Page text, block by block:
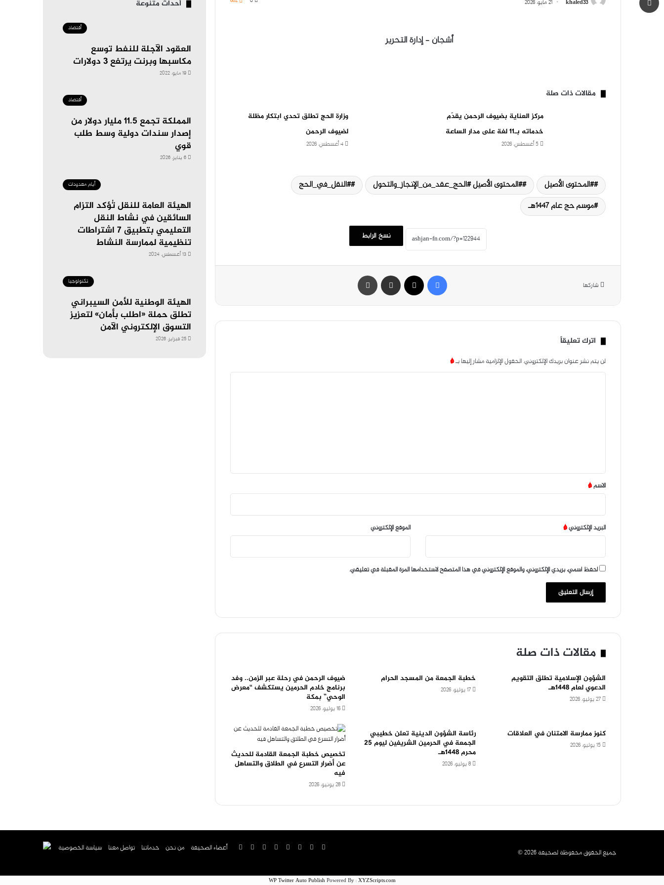
khaled33 21 مايو، 2026
أشجان – إدارة التحرير
مقالات ذات صلة
مركز العناية بضيوف الرحمن يقدّم
خدماته بـ11 لغة على مدار الساعة
5 أغسطس، 2026
وزارة الحج تطلق تحدي ابتكار مظلة
لضيوف الرحمن
4 أغسطس، 2026
#المحتوى الأصيل #المحتوى الأصيل #الحج_عقد_من_الإنجاز_والتحول
#النقل_في_الحج
موسم حج عام 1447هـ
نسخ الرابط
شاركها
اترك تعليقاً
لن يتم نشر عنوان بريدك الإلكتروني.الحقول الإلزامية مشار إليها بـ*
*
الاسم*
البريد الإلكتروني* الموقع الإلكتروني
احفظ اسمي، بريدي الإلكتروني، والموقع الإلكتروني في هذا المتصفح لاستخدامها المرة المقبلة في تعليقي.
مقالات ذات صلة
الشؤون الإسلامية تطلق التقويم
الدعوي لعام 1448هـ
27 يوليو، 2026
خطبة الجمعة من المسجد الحرام
17 يوليو، 2026
ضيوف الرحمن في رحلة عبر الزمن.. وفد
برنامج خادم الحرمين يستكشف “معرض
الوحي” بمكة
16 يوليو، 2026
كنوز ممارسة الامتنان في العلاقات
15 يوليو، 2026
رئاسة الشؤون الدينية تعلن خطيبي
الجمعة في الحرمين الشريفين ليوم 25
محرم 1448هـ
8 يوليو، 2026
تخصيص خطبة الجمعة القادمة للحديث
عن أضرار التسرع في الطلاق والتساهل
فيه
28 يونيو، 2026
أحداث متنوعة
أقتصاد
العقود الآجلة للنفط توسع
مكاسبها وبرنت يرتفع 3 دولارات
19 مايو، 2022
أقتصاد
المملكة تجمع 11.5 مليار دولار من
إصدار سندات دولية وسط طلب
قوي
6 يناير، 2026
أيام معدودات
الهيئة العامة للنقل تُؤكد التزام
السائقين في نشاط النقل
التعليمي بتطبيق 7 اشتراطات
تنظيمية لممارسة النشاط
13 أغسطس، 2024
تكنولوجيا
الهيئة الوطنية للأمن السيبراني
تطلق حملة «اطلب بأمان» لتعزيز
التسوق الإلكتروني الآمن
25 فبراير، 2026
جميع الحقوق محفوظة لصحيفة 2026 © أعضاء الصحيفة من نحن خدماتنا تواصل معنا سياسة الخصوصية فيسبوك ‫YouTube
انستقرام سناب تيلقرام ‫TikTok واتساب
WP Twitter Auto PublishPowered By :XYZScripts.com